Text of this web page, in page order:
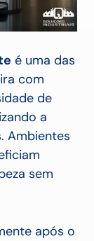
é uma das
com
de
a
Ambientes
sem
após o